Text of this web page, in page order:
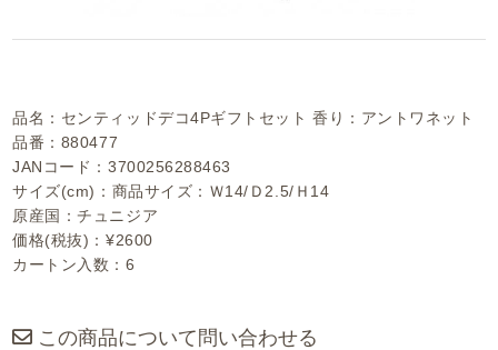
品名：センティッドデコ4Pギフトセット 香り：アントワネット
品番：880477
JANコード：3700256288463
サイズ(cm)：商品サイズ：Ｗ14/Ｄ2.5/Ｈ14
原産国：チュニジア
価格(税抜)：¥2600
カートン入数：6
この商品について問い合わせる